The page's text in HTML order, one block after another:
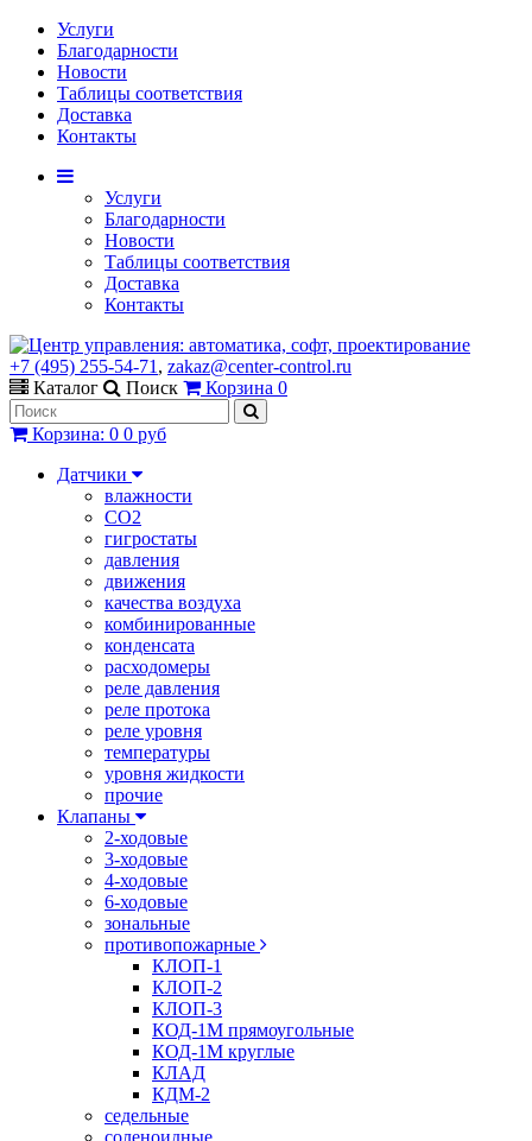
Услуги
Благодарности
Новости
Таблицы соответствия
Доставка
Контакты
Услуги
Благодарности
Новости
Таблицы соответствия
Доставка
Контакты
+7 (495) 255-54-71 , zakaz@center-control.ru
Каталог
Поиск Корзина 0
Корзина: 0 0 руб
Датчики
влажности
CO2
гигростаты
давления
движения
качества воздуха
комбинированные
конденсата
расходомеры
реле давления
реле протока
реле уровня
температуры
уровня жидкости
прочие
Клапаны
2-ходовые
3-ходовые
4-ходовые
6-ходовые
зональные
противопожарные
КЛОП-1
КЛОП-2
КЛОП-3
КОД-1М прямоугольные
КОД-1М круглые
КЛАД
КДМ-2
седельные
соленоидные